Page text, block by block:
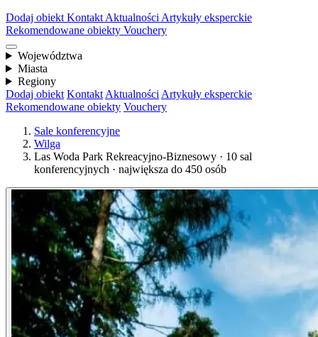
Dodaj obiekt Kontakt Aktualności Artykuły eksperckie
Rekomendowane obiekty Vouchery
Województwa
Miasta
Regiony
Dodaj obiekt Kontakt Aktualności Artykuły eksperckie
Rekomendowane obiekty Vouchery
Sale konferencyjne
Wilga
Las Woda Park Rekreacyjno-Biznesowy · 10 sal
konferencyjnych · największa do 450 osób